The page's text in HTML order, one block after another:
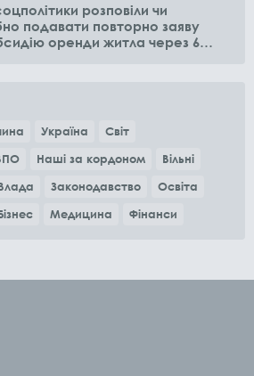
розповіли чи
подавати повторно заяву
оренди житла через 6
Україна
Світ
Наші за кордоном
Вільні
Законодавство
Освіта
Медицина Фінанси